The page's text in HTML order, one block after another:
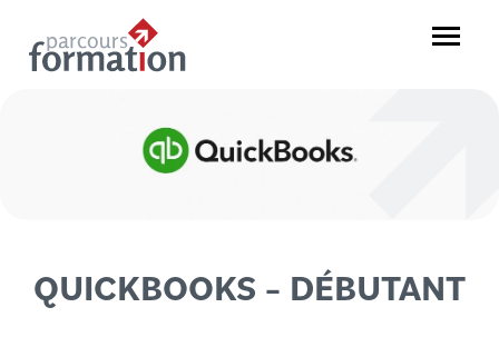
contenu
Menu
QUICKBOOKS – DÉBUTANT